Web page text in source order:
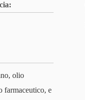
olio
farmaceutico, e